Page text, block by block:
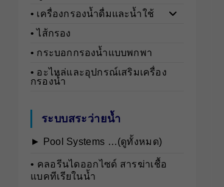
• เครื่องกรองน้ำดื่มและน้ำใช้
• ไส้กรอง
• กระบอกกรองน้ำแบบพกพา
• อะไหล่และอุปกรณ์เสริมเครื่อง
กรองน้ำ
ระบบสระว่ายน้ำ
► Pool Systems …(ดูทั้งหมด)
• คลอรีนไดออกไซด์ สารฆ่าเชื้อ
แบคทีเรียในน้ำ